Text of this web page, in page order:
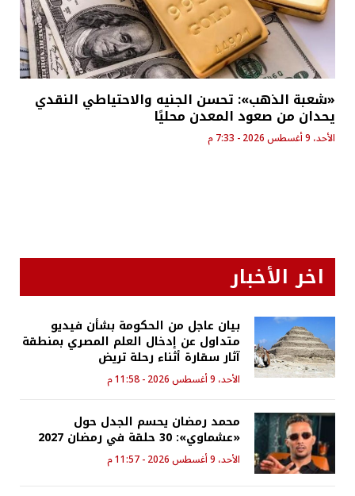
«شعبة الذهب»: تحسن الجنيه والاحتياطي النقدي
يحدان من صعود المعدن محليًا
الأحد، 9 أغسطس 2026 - 7:33 م
اخر الأخبار
بيان عاجل من الحكومة بشأن فيديو
متداول عن إدخال العلم المصري بمنطقة
آثار سقارة أثناء رحلة تريض
الأحد، 9 أغسطس 2026 - 11:58 م
محمد رمضان يحسم الجدل حول
«عشماوي»: 30 حلقة في رمضان 2027
الأحد، 9 أغسطس 2026 - 11:57 م